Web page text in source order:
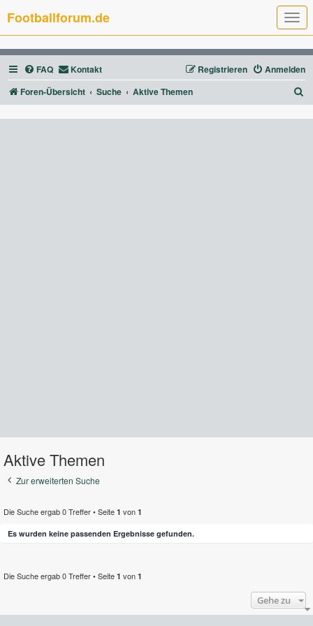
T
o
g
g
l
e
n
a
g
Footballforum.de
FAQ Kontakt Anmelden
Registrieren
Foren-Übersicht
Suche Aktive Themen
u
Aktive Themen
Zur erweiterten Suche
Die Suche ergab 0 Treffer • Seite 1 von 1
Es wurden keine passenden Ergebnisse gefunden.
Die Suche ergab 0 Treffer • Seite 1 von 1
Gehe zu